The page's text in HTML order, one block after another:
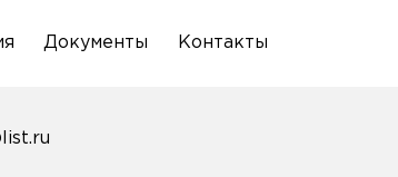
Документы Контакты